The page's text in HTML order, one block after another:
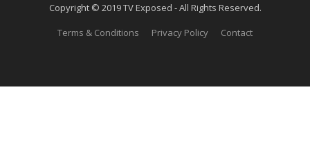
Copyright © 2019 TV Exposed - All Rights Reserved.
Terms & Conditions
Privacy Policy Contact